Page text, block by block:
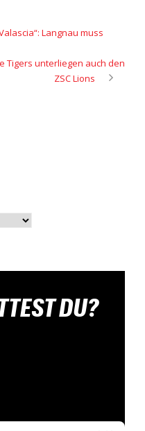
Langnau muss
Tigers unterliegen auch den
ZSC Lions